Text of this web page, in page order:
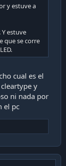
+
y estuve a
estuve
que se corre
cual es el
y
ni nada por
el pc